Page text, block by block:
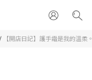
/ 【開店日記】護手霜是我的溫柔。